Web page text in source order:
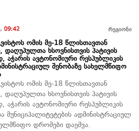
09:42 რეგიონი
ომის მე-18 წლისთავთან
დაღუპულთა ხსოვნისთვის პატივის
აჭარის ავტონომიური რესპუბლიკის
შენობაზე სახელმწიფო
ომის მე-18 წლისთავთან
დაღუპულთა ხსოვნისთვის პატივის
აჭარის ავტონომიური რესპუბლიკის
მუნიციპალიტეტების ადმინისტრაციულ
დროშები დაეშვა.